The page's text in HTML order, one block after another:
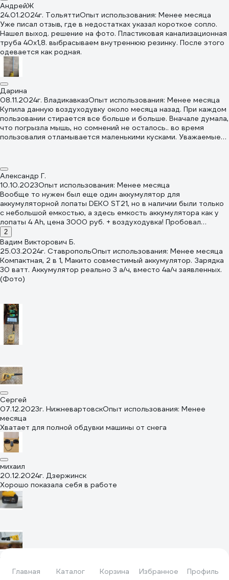
Главная Каталог Корзина Избранное Профиль
АндрейЖ
24.01.2024г. ТольяттиОпыт использования: Менее месяца
Уже писал отзыв, где в недостатках указал короткое сопло.
Нашел выход. решение на фото. Пластиковая канализационная
труба 40х1,8. выбрасываем внутреннюю резинку. После этого
одевается как родная.
Дарина
08.11.2024г. ВладикавказОпыт использования: Менее месяца
Купила данную воздуходувку около месяца назад. При каждом
пользовании стирается все больше и больше. Вначале думала,
что погрызла мышь, но сомнений не осталось.. во время
пользовалия отламывается маленькими кусками. Уважаемые
Александр Г.
10.10.2023Опыт использования: Менее месяца
Вообще то нужен был еще один аккумулятор для
аккумуляторной лопаты DEKO ST21, но в наличии были только
с небольшой емкостью, а здесь емкость аккумулятора как у
лопаты 4 Ah, цена 3000 руб. + воздуходувка! Пробовал
сдувать листья и мусор, когда сухо - на ура, но для этого мне
приходится низко нагибаться, в сырую погоду мощности не
хватает. Пробовал сдувать воду с авто после дождя - насухо
не получилось если только стекла, но капелек осталось в
разы меньше. Будем пробовать зимой сдувать с авто снег. А
вот мешок для сбора мусора, лично для меня, бесполезная
2
Вадим Викторович Б.
25.03.2024г. СтавропольОпыт использования: Менее месяца
Компактная, 2 в 1, Макито совместимый аккумулятор. Зарядка
30 ватт. Аккумулятор реально 3 а/ч, вместо 4а/ч заявленных.
(Фото)
Сергей
07.12.2023г. НижневартовскОпыт использования: Менее
месяца
Хватает для полной обдувки машины от снега
михаил
20.12.2024г. Дзержинск
Хорошо показала себя в работе
07.12.2024г. Тула